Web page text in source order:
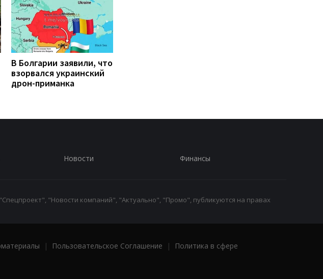
В Болгарии заявили, что
взорвался украинский
дрон-приманка
Новости Финансы
"Новости компаний", "Актуально", "Промо", публикуются на правах
| Пользовательское Соглашение |
Политика в сфере